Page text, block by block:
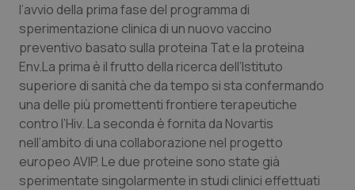
Edizioni Regionali
QS Pro
Professionisti Sanitari.AI
Abruzzo
Basilicata
QS Pro Gold
Artrite & artrosi
QS Club Newsletter
l’avvio della prima fase del programma di
sperimentazione clinica di un nuovo vaccino
preventivo basato sulla proteina Tat e la proteina
Env.La prima è il frutto della ricerca dell’Istituto
superiore di sanità che da tempo si sta confermando
una delle più promettenti frontiere terapeutiche
contro l’Hiv. La seconda è fornita da Novartis
nell’ambito di una collaborazione nel progetto
europeo AVIP. Le due proteine sono state già
sperimentate singolarmente in studi clinici effettuati